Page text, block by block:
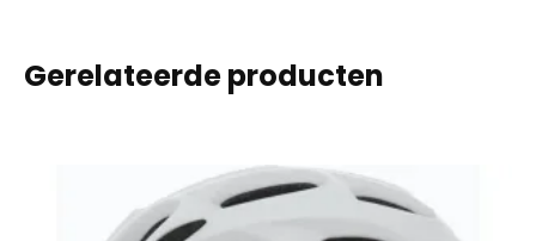
Gerelateerde producten